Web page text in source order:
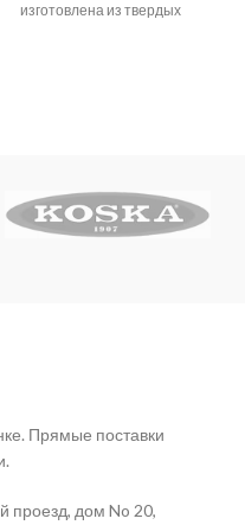
изготовлена из твердых
Прямые поставки
проезд, дом No 20,